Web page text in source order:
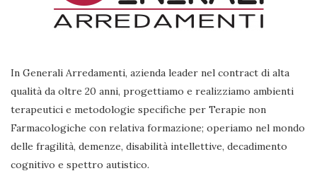
In Generali Arredamenti, azienda leader nel contract di alta
qualità da oltre 20 anni, progettiamo e realizziamo ambienti
terapeutici e metodologie specifiche per Terapie non
Farmacologiche con relativa formazione; operiamo nel mondo
delle fragilità, demenze, disabilità intellettive, decadimento
cognitivo e spettro autistico.